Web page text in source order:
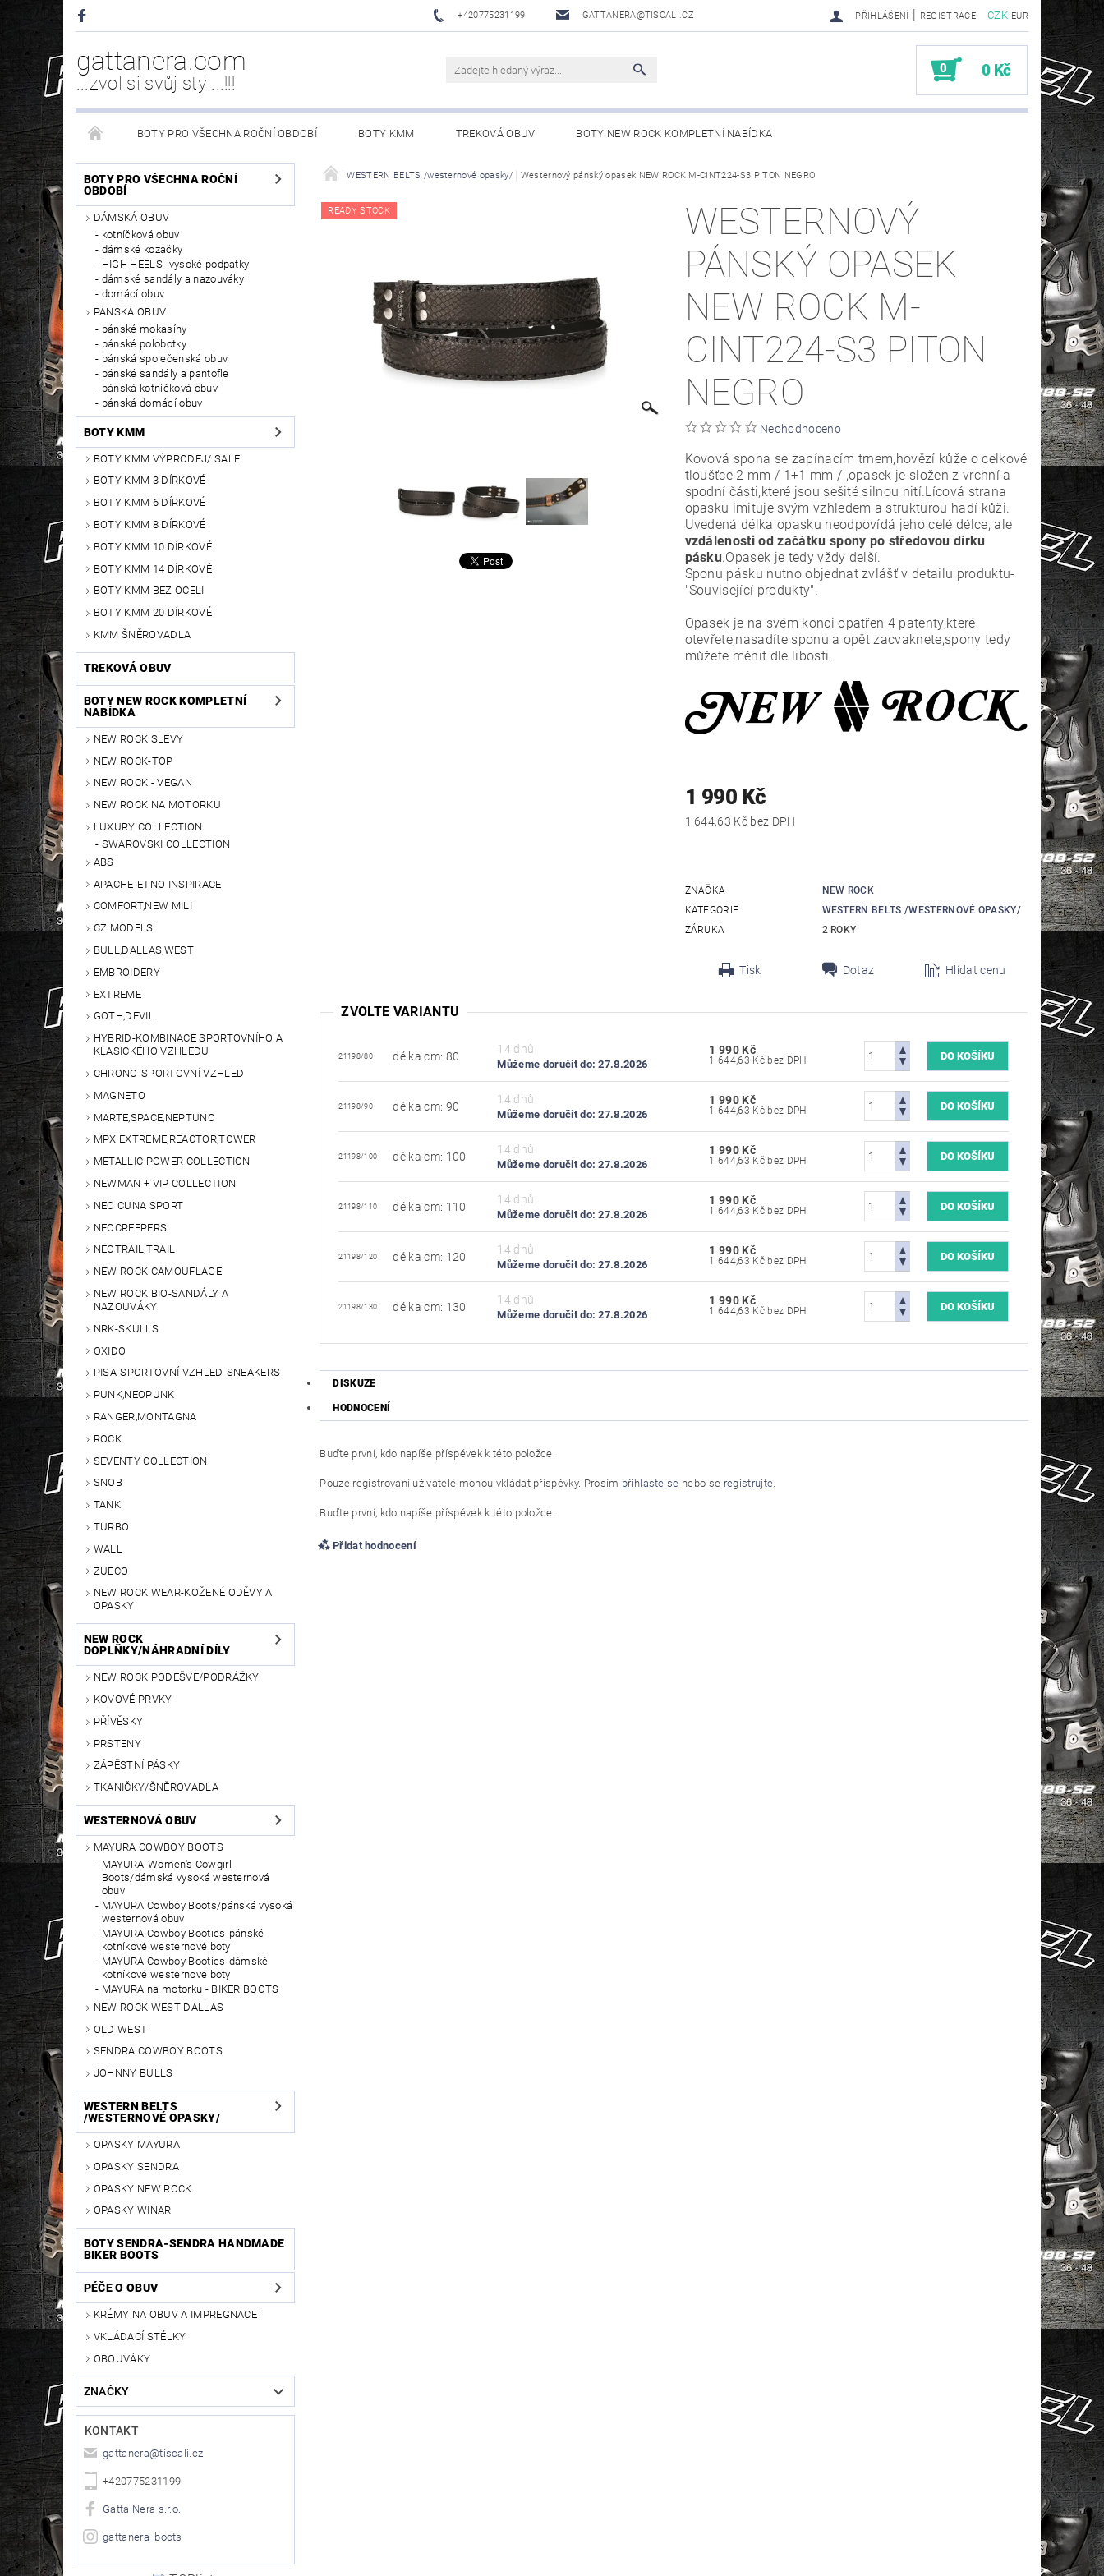
+420775231199 GATTANERA@TISCALI.CZ CZK EUR
PŘIHLÁŠENÍ | REGISTRACE
gattanera.com
...zvol si svůj styl...!!!
0 0 Kč
BOTY PRO VŠECHNA ROČNÍ OBDOBÍ BOTY KMM TREKOVÁ OBUV BOTY NEW ROCK KOMPLETNÍ NABÍDKA
NEW ROCK DOPLŇKY/NÁHRADNÍ DÍLY WESTERNOVÁ OBUV WESTERN BELTS /WESTERNOVÉ OPASKY/ BOTY SENDRA-SENDRA HANDMADE BIKER BOOTS
PÉČE O OBUV
BOTY PRO VŠECHNA ROČNÍ
OBDOBÍ
DÁMSKÁ OBUV
kotníčková obuv
dámské kozačky
HIGH HEELS -vysoké podpatky
dámské sandály a nazouváky
domácí obuv
PÁNSKÁ OBUV
pánské mokasíny
pánské polobotky
pánská společenská obuv
pánské sandály a pantofle
pánská kotníčková obuv
pánská domácí obuv
BOTY KMM
BOTY KMM VÝPRODEJ/ SALE
BOTY KMM 3 DÍRKOVÉ
BOTY KMM 6 DÍRKOVÉ
BOTY KMM 8 DÍRKOVÉ
BOTY KMM 10 DÍRKOVÉ
BOTY KMM 14 DÍRKOVÉ
BOTY KMM BEZ OCELI
BOTY KMM 20 DÍRKOVÉ
KMM ŠNĚROVADLA
TREKOVÁ OBUV
BOTY NEW ROCK KOMPLETNÍ
NABÍDKA
NEW ROCK SLEVY
NEW ROCK-TOP
NEW ROCK - VEGAN
NEW ROCK NA MOTORKU
LUXURY COLLECTION
SWAROVSKI COLLECTION
ABS
APACHE-ETNO INSPIRACE
COMFORT,NEW MILI
CZ MODELS
BULL,DALLAS,WEST
EMBROIDERY
EXTREME
GOTH,DEVIL
HYBRID-KOMBINACE SPORTOVNÍHO A
KLASICKÉHO VZHLEDU
CHRONO-SPORTOVNÍ VZHLED
MAGNETO
MARTE,SPACE,NEPTUNO
MPX EXTREME,REACTOR,TOWER
METALLIC POWER COLLECTION
NEWMAN + VIP COLLECTION
NEO CUNA SPORT
NEOCREEPERS
NEOTRAIL,TRAIL
NEW ROCK CAMOUFLAGE
NEW ROCK BIO-SANDÁLY A
NAZOUVÁKY
NRK-SKULLS
OXIDO
PISA-SPORTOVNÍ VZHLED-SNEAKERS
PUNK,NEOPUNK
RANGER,MONTAGNA
ROCK
SEVENTY COLLECTION
SNOB
TANK
TURBO
WALL
ZUECO
NEW ROCK WEAR-KOŽENÉ ODĚVY A
OPASKY
NEW ROCK
DOPLŇKY/NÁHRADNÍ DÍLY
NEW ROCK PODEŠVE/PODRÁŽKY
KOVOVÉ PRVKY
PŘÍVĚSKY
PRSTENY
ZÁPĚSTNÍ PÁSKY
TKANIČKY/ŠNĚROVADLA
WESTERNOVÁ OBUV
MAYURA COWBOY BOOTS
MAYURA-Women's Cowgirl
Boots/dámská vysoká westernová
obuv
MAYURA Cowboy Boots/pánská vysoká
westernová obuv
MAYURA Cowboy Booties-pánské
kotníkové westernové boty
MAYURA Cowboy Booties-dámské
kotníkové westernové boty
MAYURA na motorku - BIKER BOOTS
NEW ROCK WEST-DALLAS
OLD WEST
SENDRA COWBOY BOOTS
JOHNNY BULLS
WESTERN BELTS
/WESTERNOVÉ OPASKY/
OPASKY MAYURA
OPASKY SENDRA
OPASKY NEW ROCK
OPASKY WINAR
BOTY SENDRA-SENDRA HANDMADE
BIKER BOOTS
PÉČE O OBUV
KRÉMY NA OBUV A IMPREGNACE
VKLÁDACÍ STÉLKY
OBOUVÁKY
ZNAČKY
KONTAKT
gattanera@tiscali.cz
+420775231199
Gatta Nera s.r.o.
gattanera_boots
WESTERN BELTS /westernové opasky/ Westernový pánský opasek NEW ROCK M-CINT224-S3 PITON NEGRO
READY STOCK
WESTERNOVÝ
PÁNSKÝ OPASEK
NEW ROCK M-
CINT224-S3 PITON
NEGRO
Neohodnoceno
Kovová spona se zapínacím trnem,hovězí kůže o celkové
tloušťce 2 mm / 1+1 mm / ,opasek je složen z vrchní a
spodní části,které jsou sešité silnou nití.Lícová strana
opasku imituje svým vzhledem a strukturou hadí kůži.
Uvedená délka opasku neodpovídá jeho celé délce, ale
vzdálenosti od začátku spony po středovou dírku
pásku.Opasek je tedy vždy delší.
Sponu pásku nutno objednat zvlášť v detailu produktu-
"Související produkty".
Opasek je na svém konci opatřen 4 patenty,které
otevřete,nasadíte sponu a opět zacvaknete,spony tedy
můžete měnit dle libosti.
1 990 Kč
1 644,63 Kč bez DPH
ZNAČKA
NEW ROCK
KATEGORIE
WESTERN BELTS /WESTERNOVÉ OPASKY/
ZÁRUKA
2 ROKY
Tisk Dotaz Hlídat cenu
ZVOLTE VARIANTU
21198/80 délka cm: 80
14 dnů
Můžeme doručit do: 27.8.2026
1 990 Kč
1 644,63 Kč bez DPH
21198/90 délka cm: 90
14 dnů
Můžeme doručit do: 27.8.2026
1 990 Kč
1 644,63 Kč bez DPH
21198/100 délka cm: 100
14 dnů
Můžeme doručit do: 27.8.2026
1 990 Kč
1 644,63 Kč bez DPH
21198/110 délka cm: 110
14 dnů
Můžeme doručit do: 27.8.2026
1 990 Kč
1 644,63 Kč bez DPH
21198/120 délka cm: 120
14 dnů
Můžeme doručit do: 27.8.2026
1 990 Kč
1 644,63 Kč bez DPH
21198/130 délka cm: 130
14 dnů
Můžeme doručit do: 27.8.2026
1 990 Kč
1 644,63 Kč bez DPH
DISKUZE
HODNOCENÍ
Buďte první, kdo napíše příspěvek k této položce.
Pouze registrovaní uživatelé mohou vkládat příspěvky. Prosím přihlaste se nebo se registrujte.
Buďte první, kdo napíše příspěvek k této položce.
Přidat hodnocení